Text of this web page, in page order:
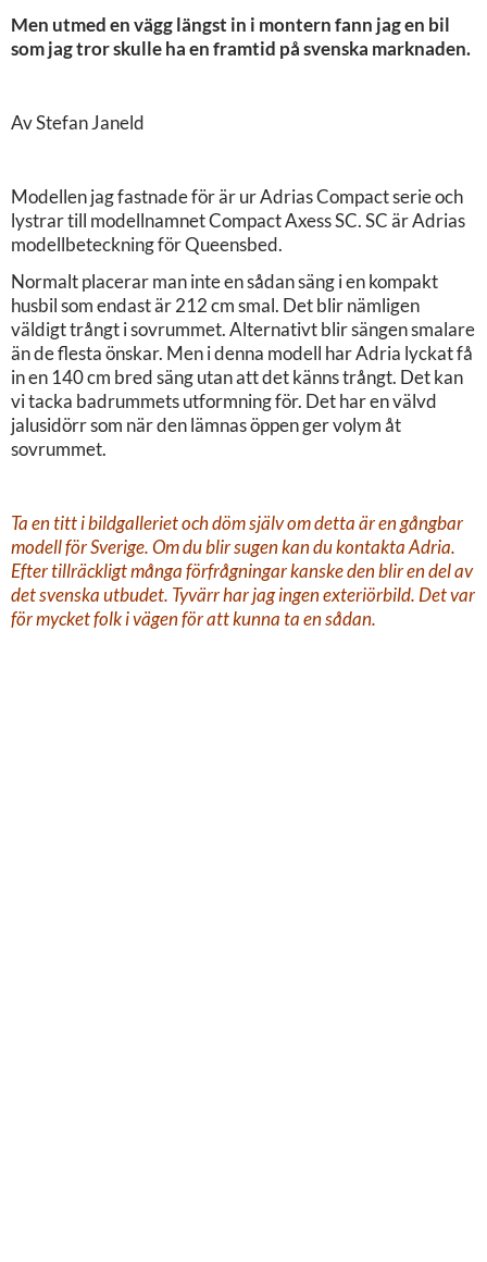
Men utmed en vägg längst in i montern fann jag en bil
som jag tror skulle ha en framtid på svenska marknaden.
Av Stefan Janeld
Modellen jag fastnade för är ur Adrias Compact serie och
lystrar till modellnamnet Compact Axess SC. SC är Adrias
modellbeteckning för Queensbed.
Normalt placerar man inte en sådan säng i en kompakt
husbil som endast är 212 cm smal. Det blir nämligen
väldigt trångt i sovrummet. Alternativt blir sängen smalare
än de flesta önskar. Men i denna modell har Adria lyckat få
in en 140 cm bred säng utan att det känns trångt. Det kan
vi tacka badrummets utformning för. Det har en välvd
jalusidörr som när den lämnas öppen ger volym åt
sovrummet.
Ta en titt i bildgalleriet och döm själv om detta är en gångbar
modell för Sverige. Om du blir sugen kan du kontakta Adria.
Efter tillräckligt många förfrågningar kanske den blir en del av
det svenska utbudet. Tyvärr har jag ingen exteriörbild. Det var
för mycket folk i vägen för att kunna ta en sådan.